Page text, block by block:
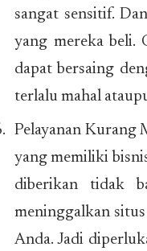
sangat sensitif.
yang mereka beli.
dapat bersaing
terlalu mahal
Pelayanan Kurang
yang memiliki
diberikan tidak
meninggalkan
Anda. Jadi